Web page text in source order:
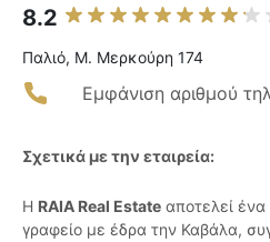
8.2
Παλιό, Μ. Μερκούρη 174
Εμφάνιση αριθμού
Σχετικά με την εταιρεία:
Η RAIA Real Estate αποτελεί ένα
γραφείο με έδρα την Καβάλα,